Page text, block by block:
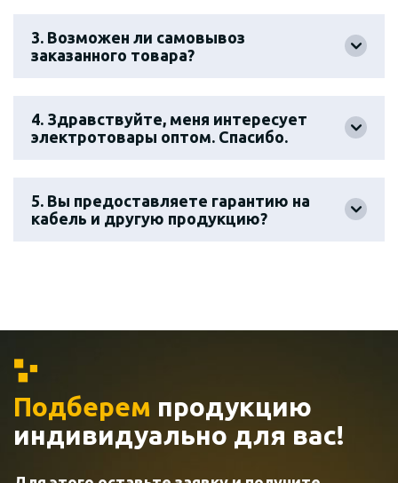
3. Возможен ли самовывоз
заказанного товара?
4. Здравствуйте, меня интересует
электротовары оптом. Спасибо.
5. Вы предоставляете гарантию на
кабель и другую продукцию?
Подберем продукцию
индивидуально для вас!